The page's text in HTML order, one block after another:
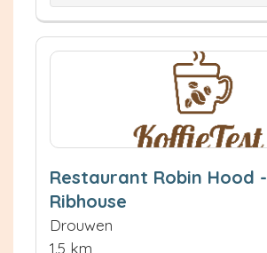
Restaurant Robin Hood -
Ribhouse
Drouwen
1.5 km